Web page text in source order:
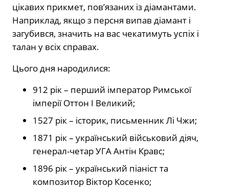
цікавих прикмет, пов’язаних із діамантами.
Наприклад, якщо з персня випав діамант і
загубився, значить на вас чекатимуть успіх і
талан у всіх справах.
Цього дня народилися:
912 рік – перший імператор Римської
імперії Оттон I Великий;
1527 рік – історик, письменник Лі Чжи;
1871 рік – український військовий діяч,
генерал-четар УГА Антін Кравс;
1896 рік – український піаніст та
композитор Віктор Косенко;